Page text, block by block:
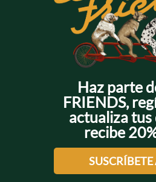
Haz parte
FRIENDS,
actualiza tus
recibe